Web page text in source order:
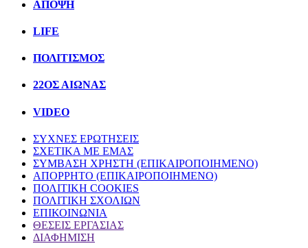
ΑΠΟΨΗ
LIFE
ΠΟΛΙΤIΣΜΟΣ
22ΟΣ ΑΙΩΝΑΣ
VIDEO
ΣΥΧΝΕΣ ΕΡΩΤΗΣΕΙΣ
ΣΧΕΤΙΚΑ ΜΕ ΕΜΑΣ
ΣΥΜΒΑΣΗ ΧΡΗΣΤΗ (ΕΠΙΚΑΙΡΟΠΟΙΗΜΕΝΟ)
ΑΠΟΡΡΗΤΟ (ΕΠΙΚΑΙΡΟΠΟΙΗΜΕΝΟ)
ΠΟΛΙΤΙΚΗ COOKIES
ΠΟΛΙΤΙΚΗ ΣΧΟΛΙΩΝ
ΕΠΙΚΟΙΝΩΝΙΑ
ΘΕΣΕΙΣ ΕΡΓΑΣΙΑΣ
ΔΙΑΦΗΜΙΣΗ